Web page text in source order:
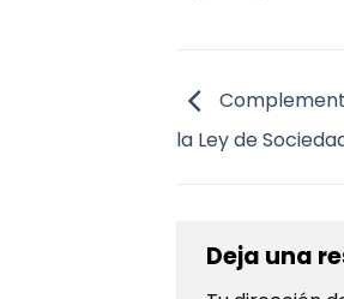
la Ley de
Deja una